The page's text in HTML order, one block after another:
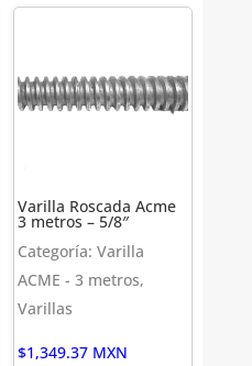
Varilla Roscada Acme
3 metros – 5/8″
Categoría: Varilla
ACME - 3 metros,
Varillas
$1,349.37 MXN